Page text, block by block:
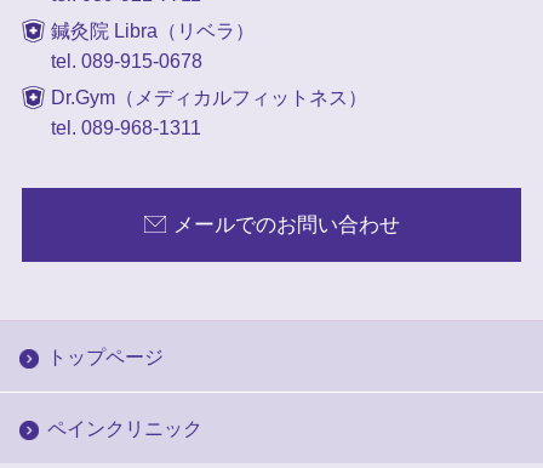
鍼灸院 Libra（リベラ）
tel. 089-915-0678
Dr.Gym（メディカルフィットネス）
tel. 089-968-1311
メールでのお問い合わせ
トップページ
ペインクリニック